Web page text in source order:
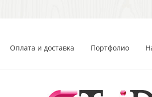
Оплата и доставка Портфолио